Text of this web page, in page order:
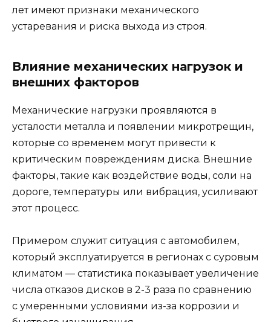
лет имеют признаки механического
устаревания и риска выхода из строя.
Влияние механических нагрузок и
внешних факторов
Механические нагрузки проявляются в
усталости металла и появлении микротрещин,
которые со временем могут привести к
критическим повреждениям диска. Внешние
факторы, такие как воздействие воды, соли на
дороге, температуры или вибрация, усиливают
этот процесс.
Примером служит ситуация с автомобилем,
который эксплуатируется в регионах с суровым
климатом — статистика показывает увеличение
числа отказов дисков в 2-3 раза по сравнению
с умеренными условиями из-за коррозии и